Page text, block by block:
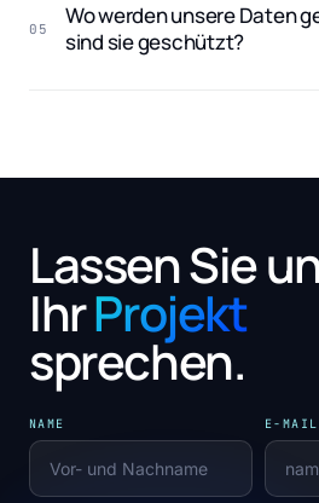
05
Wo werden unsere Daten
sind sie geschützt?
Lassen Sie
IhrProjekt
sprechen.
NAME E-MAIL